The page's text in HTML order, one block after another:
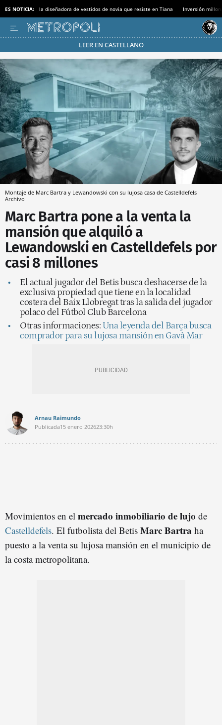
ES NOTICIA: la diseñadora de vestidos de novia que resiste en Tiana Inversión
LEER EN CASTELLANO
Pásate al MODO AHORRO
Montaje de Marc Bartra y Lewandowski con su lujosa casa de Castelldefels
Archivo
Marc Bartra pone a la venta la
mansión que alquiló a
Lewandowski en Castelldefels por
casi 8 millones
El actual jugador del Betis busca deshacerse de la
exclusiva propiedad que tiene en la localidad
costera del Baix Llobregat tras la salida del jugador
polaco del Fútbol Club Barcelona
Otras informaciones: Una leyenda del Barça busca
comprador para su lujosa mansión en Gavà Mar
Arnau Raimundo
Publicada15 enero 202623:30h
Movimientos en el mercado inmobiliario de lujo de
Castelldefels. El futbolista del Betis Marc Bartra ha
puesto a la venta su lujosa mansión en el municipio de
la costa metropolitana.